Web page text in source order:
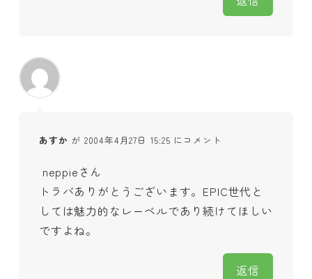
あすか が 2004年4月27日 15:25 にコメント
neppieさん
トラバありがとうございます。EPIC世代と
しては魅力的なレーベルであり続けてほしい
ですよね。
返信